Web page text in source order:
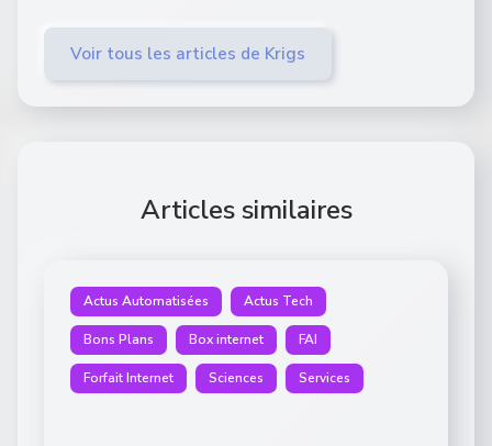
Voir tous les articles de Krigs
Articles similaires
Actus Automatisées Actus Tech
Bons Plans Box internet FAI
Forfait Internet Sciences Services